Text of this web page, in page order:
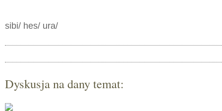
sibi/ hes/ ura/
Dyskusja na dany temat: